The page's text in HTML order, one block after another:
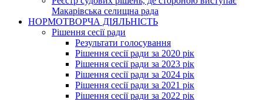
Макарівська селищна рада
НОРМОТВОРЧА ДІЯЛЬНІСТЬ
Рішення сесії ради
Результати голосування
Рішення сесії ради за 2020 рік
Рішення сесії ради за 2023 рік
Рішення сесії ради за 2024 рік
Рішення сесії ради за 2021 рік
Рішення сесії ради за 2022 рік